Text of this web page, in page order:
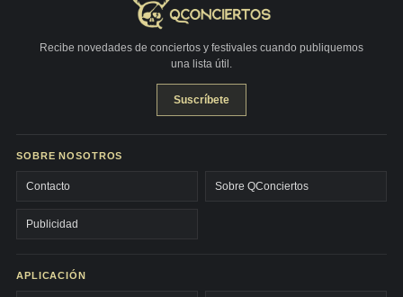
Recibe novedades de conciertos y festivales cuando publiquemos
una lista útil.
Suscríbete
SOBRE NOSOTROS
Contacto Sobre QConciertos
Publicidad
APLICACIÓN